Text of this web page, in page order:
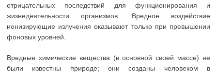
отрицательных последствий для функционирования и
жизнедеятельности организмов. Вредное воздействие
ионизирующие излучения оказывают только при превышении
фоновых уровней.
Вредные химические вещества (в основной своей массе) не
были известны природе; они созданы человеком в